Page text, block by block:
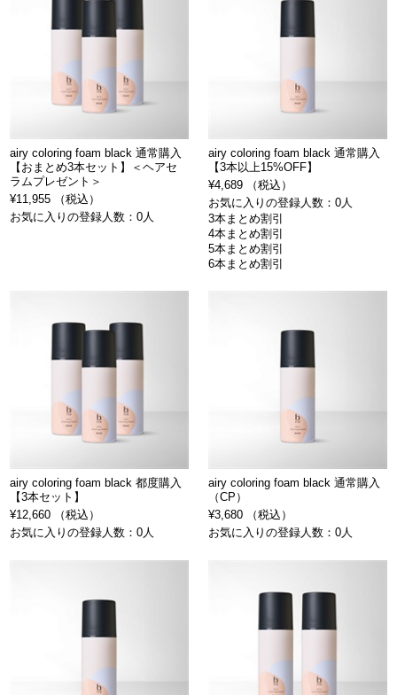
airy coloring foam black 通常購入
【おまとめ3本セット】＜ヘアセ
ラムプレゼント＞
¥11,955 （税込）
お気に入りの登録人数：0人
airy coloring foam black 通常購入
【3本以上15%OFF】
¥4,689 （税込）
お気に入りの登録人数：0人
3本まとめ割引
4本まとめ割引
5本まとめ割引
6本まとめ割引
airy coloring foam black 都度購入
【3本セット】
¥12,660 （税込）
お気に入りの登録人数：0人
airy coloring foam black 通常購入
（CP）
¥3,680 （税込）
お気に入りの登録人数：0人